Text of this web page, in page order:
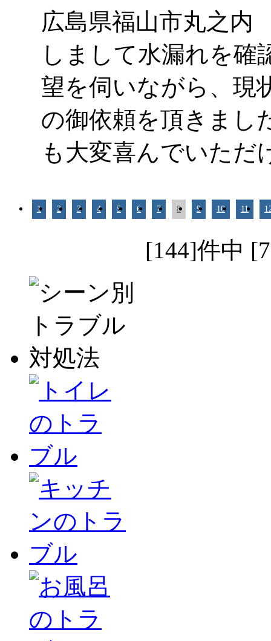
広島県福山市丸之
しまして水漏れを確
望を伺いながら、現
の御依頼を頂きまし
も大変喜んでいただ
1 2 3 4 5 6 7 8 9 10 11
[144]件中